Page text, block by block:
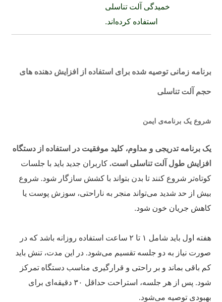
خمیدگی آلت تناسلی
استفاده کرده‌اند.
برنامه زمانی توصیه شده برای استفاده از افزایش دهنده های
حجم آلت تناسلی
شروع یک برنامه‌ی ایمن
یک برنامه تدریجی و مداوم، کلید موفقیت در استفاده از دستگاه
افزایش طول آلت تناسلی است. کاربران جدید باید با جلسات
کوتاه‌تر شروع کنند تا بدن بتواند با کشش سازگار شود. شروع
بیش از حد شدید می‌تواند منجر به ناراحتی، سوزش پوست یا
کاهش جریان خون شود.
هفته اول باید شامل ۱ تا ۲ ساعت استفاده روزانه باشد که در
صورت نیاز به دو جلسه تقسیم می‌شود. در این مدت، تنش باید
کم باقی بماند و بر راحتی و قرارگیری مناسب دستگاه تمرکز
شود. پس از هر جلسه، استراحت حداقل ۳۰ دقیقه‌ای برای
بهبودی توصیه می‌شود.